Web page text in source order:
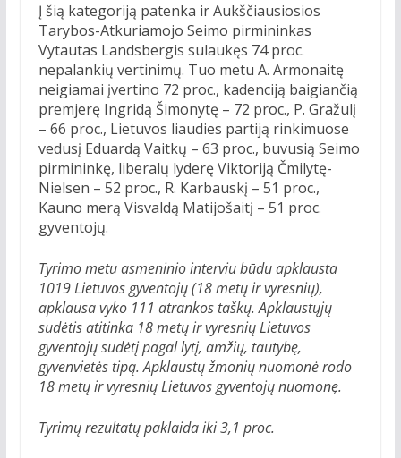
Į šią kategoriją patenka ir Aukščiausiosios
Tarybos-Atkuriamojo Seimo pirmininkas
Vytautas Landsbergis sulaukęs 74 proc.
nepalankių vertinimų. Tuo metu A. Armonaitę
neigiamai įvertino 72 proc., kadenciją baigiančią
premjerę Ingridą Šimonytę – 72 proc., P. Gražulį
– 66 proc., Lietuvos liaudies partiją rinkimuose
vedusį Eduardą Vaitkų – 63 proc., buvusią Seimo
pirmininkę, liberalų lyderę Viktoriją Čmilytę-
Nielsen – 52 proc., R. Karbauskį – 51 proc.,
Kauno merą Visvaldą Matijošaitį – 51 proc.
gyventojų.
Tyrimo metu asmeninio interviu būdu apklausta
1019 Lietuvos gyventojų (18 metų ir vyresnių),
apklausa vyko 111 atrankos taškų. Apklaustųjų
sudėtis atitinka 18 metų ir vyresnių Lietuvos
gyventojų sudėtį pagal lytį, amžių, tautybę,
gyvenvietės tipą. Apklaustų žmonių nuomonė rodo
18 metų ir vyresnių Lietuvos gyventojų nuomonę.
Tyrimų rezultatų paklaida iki 3,1 proc.